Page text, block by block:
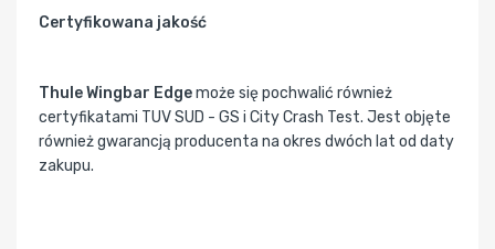
Certyfikowana jakość
Thule Wingbar Edgemoże się pochwalić również
certyfikatami TUV SUD - GS i City Crash Test. Jest objęte
również gwarancją producenta na okres dwóch lat od daty
zakupu.